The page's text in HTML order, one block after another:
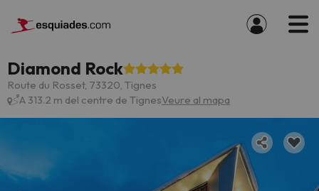
Diamond Rock
Route du Rosset, 73320, Tignes
A 313.2 m del centre de TignesVeure al mapa